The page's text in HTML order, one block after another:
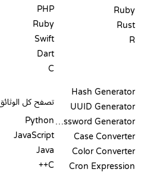
Ruby
Rust
R
PHP
Ruby
Swift
Dart
C
Hash Generator
UUID Generator
Password Generator
Case Converter
Color Converter
Cron Expression
تصفح كل
Python
JavaScript
Java
C++